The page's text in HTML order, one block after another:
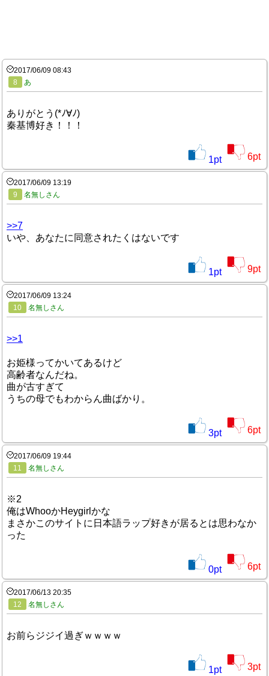
2017/06/09 08:43
8
あ
ありがとう(*ﾉ∀ﾉ)
秦基博好き！！！
1pt 6pt
2017/06/09 13:19
9
名無しさん
>>7
いや、あなたに同意されたくはないです
1pt 9pt
2017/06/09 13:24
10
名無しさん
>>1
お姫様ってかいてあるけど
高齢者なんだね。
曲が古すぎて
うちの母でもわからん曲ばかり。
3pt 6pt
2017/06/09 19:44
11
名無しさん
※2
俺はWhooかHeygirlかな
まさかこのサイトに日本語ラップ好きが居るとは思わなか
った
0pt 6pt
2017/06/13 20:35
12
名無しさん
お前らジジイ過ぎｗｗｗｗ
1pt 3pt